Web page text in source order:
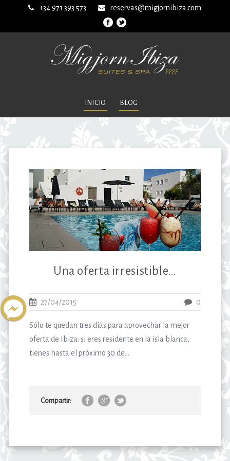
+34 971 393 573 reservas@migjornibiza.com
INICIO BLOG
Una oferta irresistible…
27/04/2015 0
Sólo te quedan tres días para aprovechar la mejor
oferta de Ibiza: si eres residente en la isla blanca,
tienes hasta el próximo 30 de...
Compartir: